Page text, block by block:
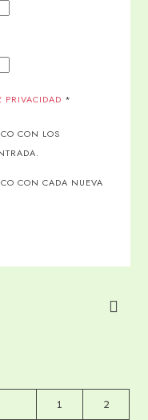
PRIVACIDAD *
CON LOS
CON CADA NUEVA
1 2